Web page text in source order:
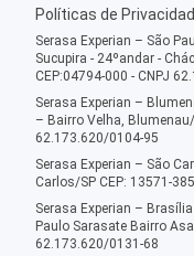
Políticas de
Serasa Experian – São
Sucupira - 24ºandar -
CEP:04794-000 - CNPJ
Serasa Experian –
– Bairro Velha,
62.173.620/0104-95
Serasa Experian – São
Carlos/SP CEP: 13571-
Serasa Experian – Brasília
Paulo Sarasate Bairro
62.173.620/0131-68